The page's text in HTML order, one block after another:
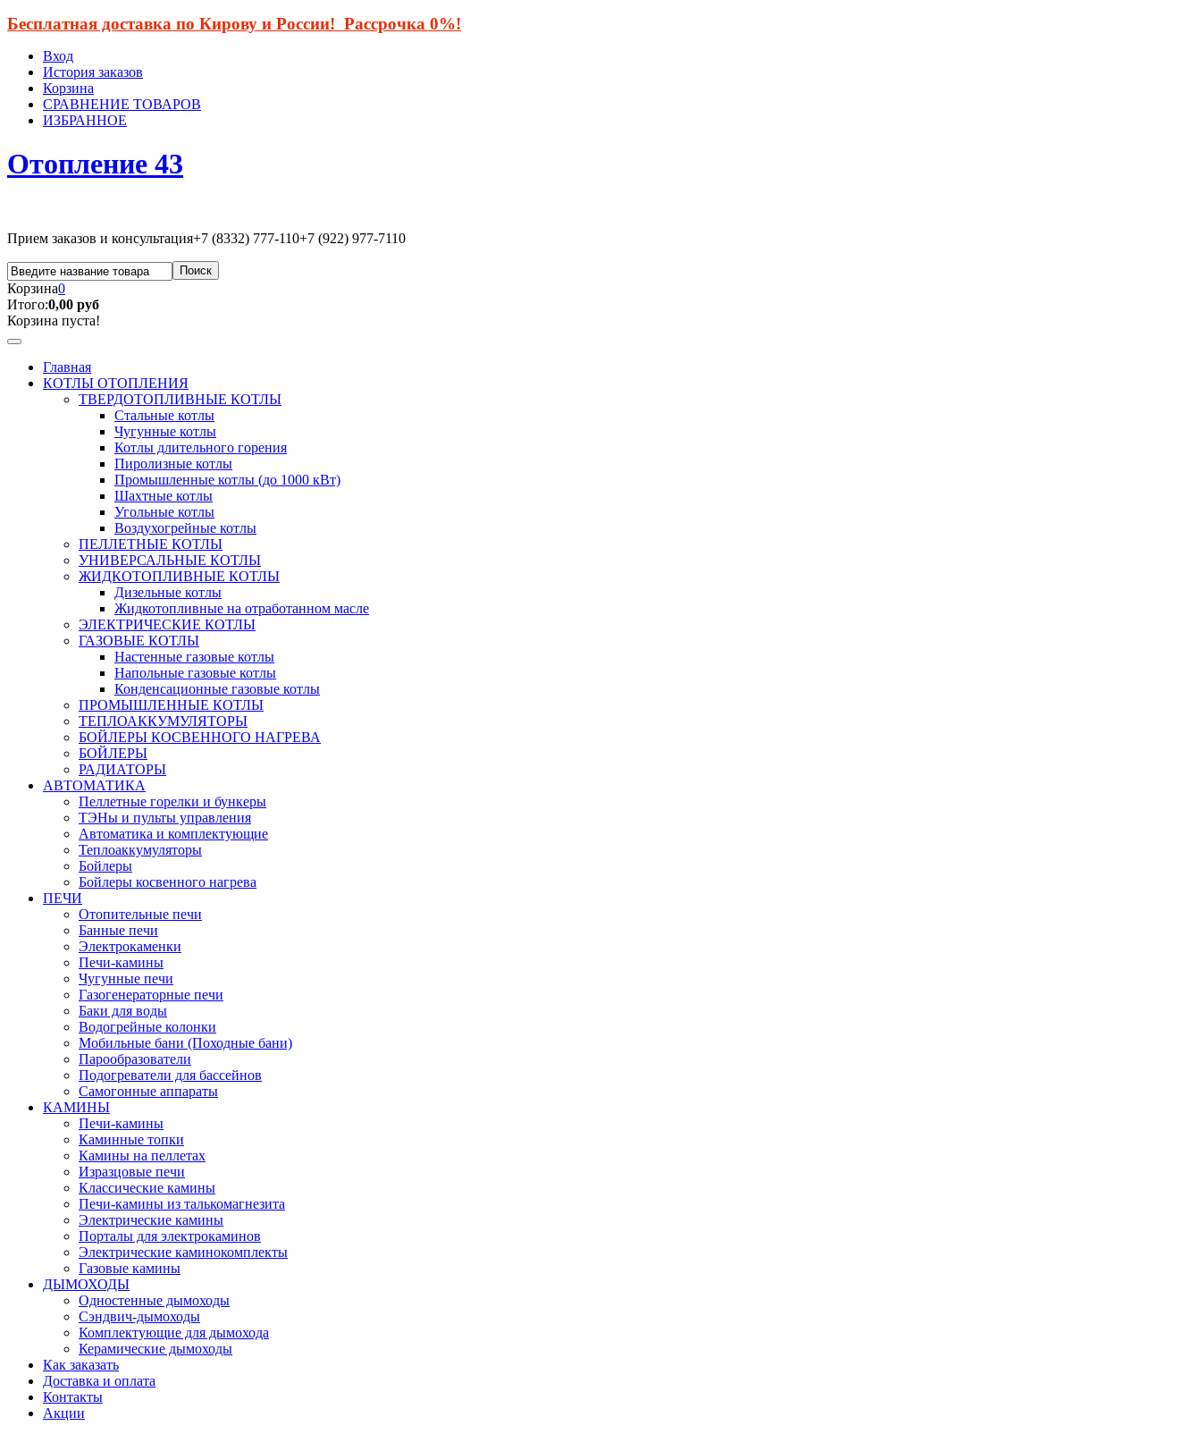
Бесплатная доставка по Кирову и России! Рассрочка 0%!
Вход
История заказов
Корзина
СРАВНЕНИЕ ТОВАРОВ
ИЗБРАННОЕ
Отопление 43
Прием заказов и консультация+7 (8332) 777-110+7 (922) 977-7110
Корзина0
Итого:0,00 руб
Корзина пуста!
Главная
КОТЛЫ ОТОПЛЕНИЯ
ТВЕРДОТОПЛИВНЫЕ КОТЛЫ
Стальные котлы
Чугунные котлы
Котлы длительного горения
Пиролизные котлы
Промышленные котлы (до 1000 кВт)
Шахтные котлы
Угольные котлы
Воздухогрейные котлы
ПЕЛЛЕТНЫЕ КОТЛЫ
УНИВЕРСАЛЬНЫЕ КОТЛЫ
ЖИДКОТОПЛИВНЫЕ КОТЛЫ
Дизельные котлы
Жидкотопливные на отработанном масле
ЭЛЕКТРИЧЕСКИЕ КОТЛЫ
ГАЗОВЫЕ КОТЛЫ
Настенные газовые котлы
Напольные газовые котлы
Конденсационные газовые котлы
ПРОМЫШЛЕННЫЕ КОТЛЫ
ТЕПЛОАККУМУЛЯТОРЫ
БОЙЛЕРЫ КОСВЕННОГО НАГРЕВА
БОЙЛЕРЫ
РАДИАТОРЫ
АВТОМАТИКА
Пеллетные горелки и бункеры
ТЭНы и пульты управления
Автоматика и комплектующие
Теплоаккумуляторы
Бойлеры
Бойлеры косвенного нагрева
ПЕЧИ
Отопительные печи
Банные печи
Электрокаменки
Печи-камины
Чугунные печи
Газогенераторные печи
Баки для воды
Водогрейные колонки
Мобильные бани (Походные бани)
Парообразователи
Подогреватели для бассейнов
Самогонные аппараты
КАМИНЫ
Печи-камины
Каминные топки
Камины на пеллетах
Изразцовые печи
Классические камины
Печи-камины из талькомагнезита
Электрические камины
Порталы для электрокаминов
Электрические каминокомплекты
Газовые камины
ДЫМОХОДЫ
Одностенные дымоходы
Сэндвич-дымоходы
Комплектующие для дымохода
Керамические дымоходы
Как заказать
Доставка и оплата
Контакты
Акции